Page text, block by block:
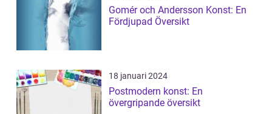
Gomér och Andersson Konst: En
Fördjupad Översikt
18 januari 2024
Postmodern konst: En
övergripande översikt